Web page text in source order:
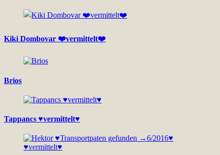
Kiki Dombovar ❤️vermittelt❤️
Brios
Tappancs ♥vermittelt♥